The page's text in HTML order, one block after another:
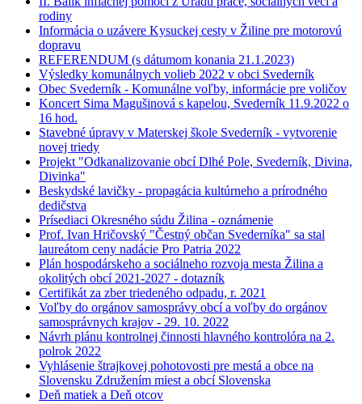
rodiny
Informácia o uzávere Kysuckej cesty v Žiline pre motorovú
dopravu
REFERENDUM (s dátumom konania 21.1.2023)
Výsledky komunálnych volieb 2022 v obci Svederník
Obec Svederník - Komunálne voľby, informácie pre voličov
Koncert Sima Magušinová s kapelou, Svederník 11.9.2022 o
16 hod.
Stavebné úpravy v Materskej škole Svederník - vytvorenie
novej triedy
Projekt "Odkanalizovanie obcí Dlhé Pole, Svederník, Divina,
Divinka"
Beskydské lavičky - propagácia kultúrneho a prírodného
dedičstva
Prísediaci Okresného súdu Žilina - oznámenie
Prof. Ivan Hričovský "Čestný občan Svederníka" sa stal
laureátom ceny nadácie Pro Patria 2022
Plán hospodárskeho a sociálneho rozvoja mesta Žilina a
okolitých obcí 2021-2027 - dotazník
Certifikát za zber triedeného odpadu, r. 2021
Voľby do orgánov samosprávy obcí a voľby do orgánov
samosprávnych krajov - 29. 10. 2022
Návrh plánu kontrolnej činnosti hlavného kontrolóra na 2.
polrok 2022
Vyhlásenie štrajkovej pohotovosti pre mestá a obce na
Slovensku Združením miest a obcí Slovenska
Deň matiek a Deň otcov